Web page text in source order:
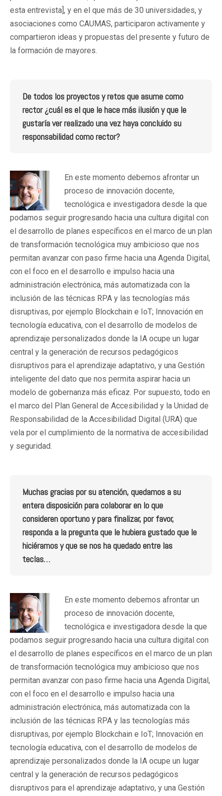
esta entrevista], y en el que más de 30 universidades, y
asociaciones como CAUMAS, participaron activamente y
compartieron ideas y propuestas del presente y futuro de
la formación de mayores.
De todos los proyectos y retos que asume como
rector ¿cuál es el que le hace más ilusión y que le
gustaría ver realizado una vez haya concluido su
responsabilidad como rector?
En este momento debemos afrontar un
proceso de innovación docente,
tecnológica e investigadora desde la que
podamos seguir progresando hacia una cultura digital con
el desarrollo de planes específicos en el marco de un plan
de transformación tecnológica muy ambicioso que nos
permitan avanzar con paso firme hacia una Agenda Digital,
con el foco en el desarrollo e impulso hacia una
administración electrónica, más automatizada con la
inclusión de las técnicas RPA y las tecnologías más
disruptivas, por ejemplo Blockchain e IoT; Innovación en
tecnología educativa, con el desarrollo de modelos de
aprendizaje personalizados donde la IA ocupe un lugar
central y la generación de recursos pedagógicos
disruptivos para el aprendizaje adaptativo, y una Gestión
inteligente del dato que nos permita aspirar hacia un
modelo de gobernanza más eficaz. Por supuesto, todo en
el marco del Plan General de Accesibilidad y la Unidad de
Responsabilidad de la Accesibilidad Digital (URA) que
vela por el cumplimiento de la normativa de accesibilidad
y seguridad.
Muchas gracias por su atención, quedamos a su
entera disposición para colaborar en lo que
consideren oportuno y para finalizar, por favor,
responda a la pregunta que le hubiera gustado que le
hiciéramos y que se nos ha quedado entre las
teclas…
En este momento debemos afrontar un
proceso de innovación docente,
tecnológica e investigadora desde la que
podamos seguir progresando hacia una cultura digital con
el desarrollo de planes específicos en el marco de un plan
de transformación tecnológica muy ambicioso que nos
permitan avanzar con paso firme hacia una Agenda Digital,
con el foco en el desarrollo e impulso hacia una
administración electrónica, más automatizada con la
inclusión de las técnicas RPA y las tecnologías más
disruptivas, por ejemplo Blockchain e IoT; Innovación en
tecnología educativa, con el desarrollo de modelos de
aprendizaje personalizados donde la IA ocupe un lugar
central y la generación de recursos pedagógicos
disruptivos para el aprendizaje adaptativo, y una Gestión